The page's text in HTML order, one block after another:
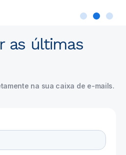
as últimas
na sua caixa de e-mails.